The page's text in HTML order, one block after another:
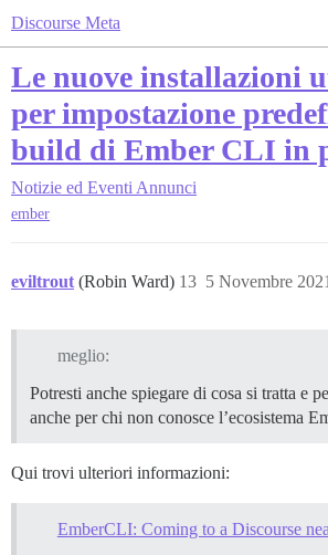
Discourse Meta
Le nuove installazioni
per impostazione
build di Ember CLI in
Notizie ed Eventi Annunci
ember
eviltrout (Robin Ward) 5 Novembre
13
meglio:
Potresti anche spiegare di cosa si tratta e
anche per chi non conosce l’ecosistema
Qui trovi ulteriori informazioni:
EmberCLI: Coming to a Discourse